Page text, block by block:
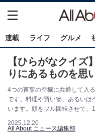
連載 ライフ グルメ
【ひらがなクイズ
りにあるものを思
4つの言葉の空欄に共通して入
です。料理や買い物、あるいは
います。頭をフル回転させて、
2025.12.20
All About ニュース編集部